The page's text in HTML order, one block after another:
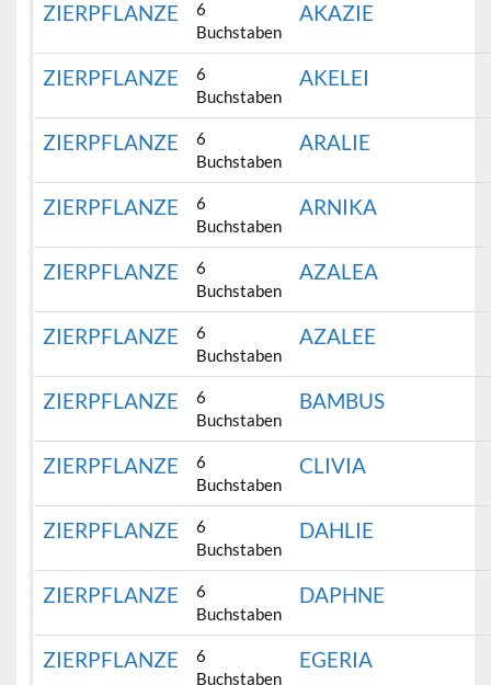
ZIERPFLANZE
6
Buchstaben
AKAZIE
ZIERPFLANZE
6
Buchstaben
AKELEI
ZIERPFLANZE
6
Buchstaben
ARALIE
ZIERPFLANZE
6
Buchstaben
ARNIKA
ZIERPFLANZE
6
Buchstaben
AZALEA
ZIERPFLANZE
6
Buchstaben
AZALEE
ZIERPFLANZE
6
Buchstaben
BAMBUS
ZIERPFLANZE
6
Buchstaben
CLIVIA
ZIERPFLANZE
6
Buchstaben
DAHLIE
ZIERPFLANZE
6
Buchstaben
DAPHNE
ZIERPFLANZE
6
Buchstaben
EGERIA